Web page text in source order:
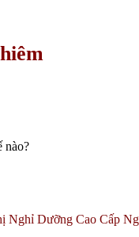
nào?
Nghỉ Dưỡng Cao Cấp